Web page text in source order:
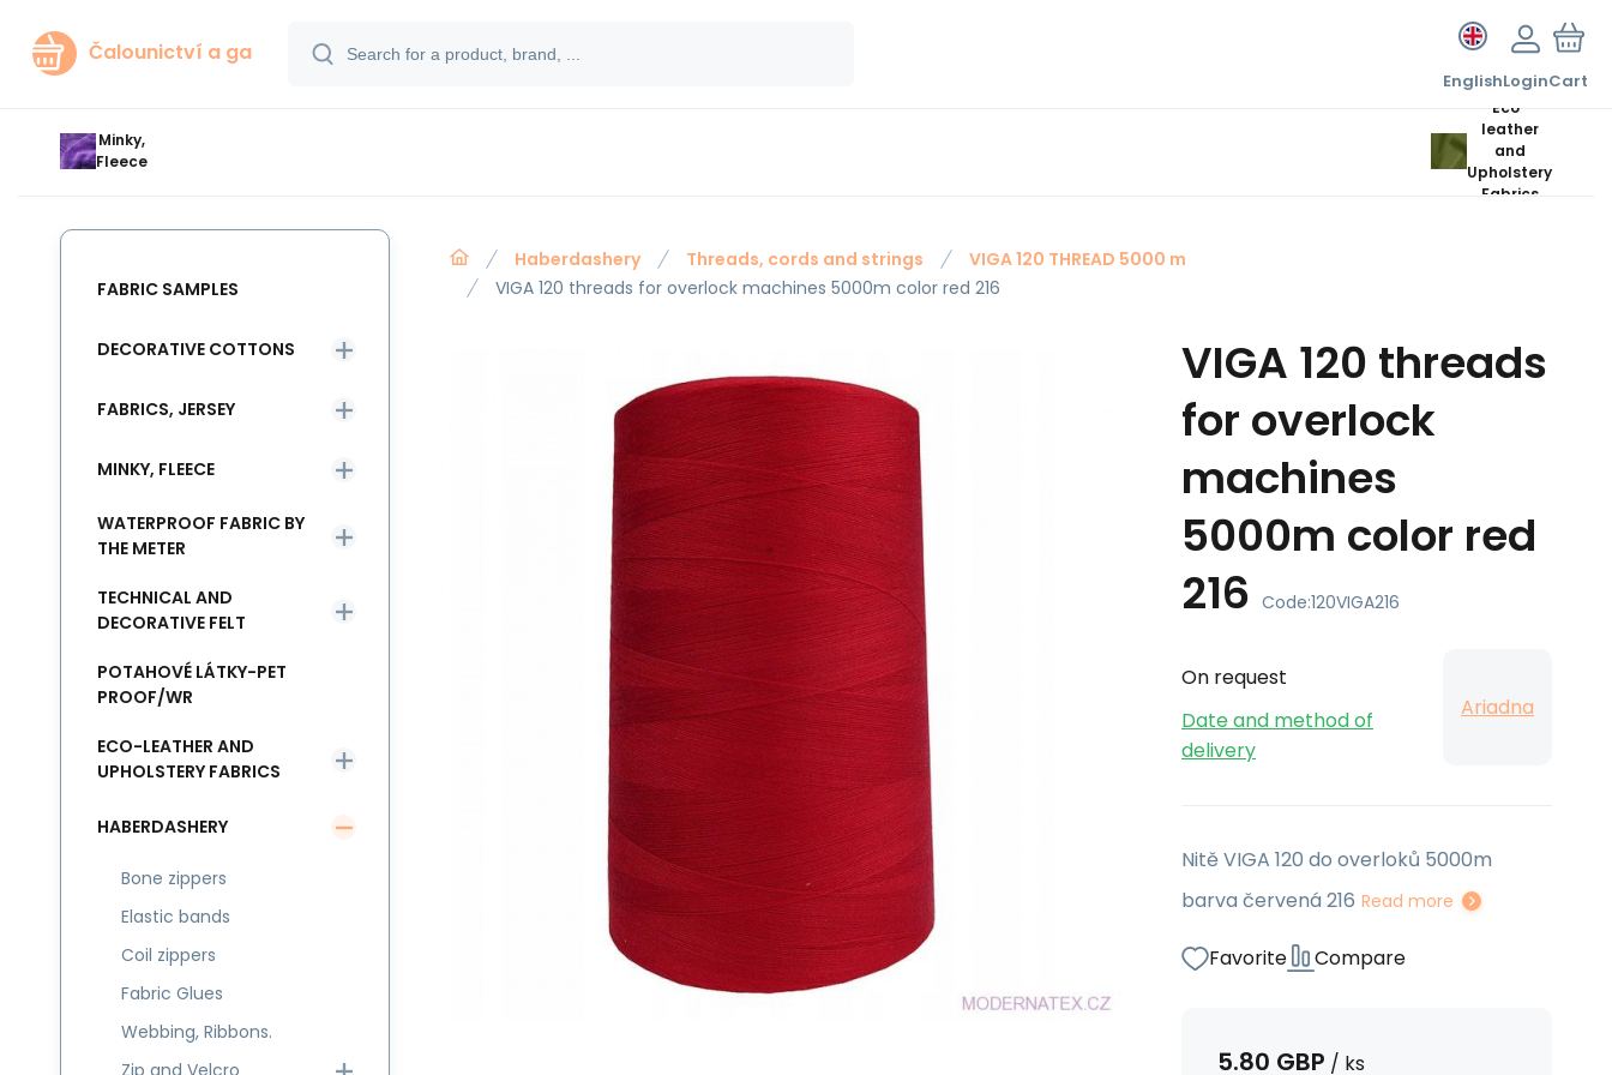
Čalounictví a ga
EnglishLoginCart
Minky,
Fleece
Eco-
leather
and
Upholstery
Fabrics
Haberdashery Threads, cords and strings
VIGA 120 THREAD 5000 m
VIGA 120 threads for overlock machines 5000m color red 216
VIGA 120 threads
for overlock
machines
5000m color red
216 Code:120VIGA216
On request
Date and method of
delivery
Ariadna
Nitě VIGA 120 do overloků 5000m
barva červená 216 Read more
Favorite Compare
5.80 GBP / ks
FABRIC SAMPLES
DECORATIVE COTTONS
FABRICS, JERSEY
MINKY, FLEECE
WATERPROOF FABRIC BY
THE METER
TECHNICAL AND
DECORATIVE FELT
POTAHOVÉ LÁTKY-PET
PROOF/WR
ECO-LEATHER AND
UPHOLSTERY FABRICS
HABERDASHERY
Bone zippers
Elastic bands
Coil zippers
Fabric Glues
Webbing, Ribbons.
Zip and Velcro